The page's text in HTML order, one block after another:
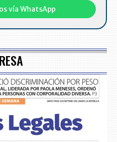
vía WhatsApp